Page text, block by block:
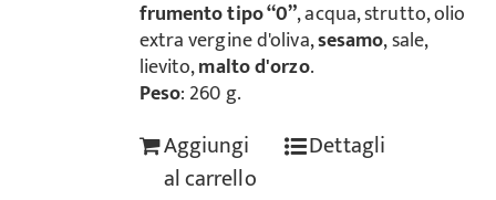
frumento tipo “0”, acqua, strutto, olio
extra vergine d'oliva,sesamo, sale,
lievito,malto d'orzo.
Peso: 260 g.
Aggiungi
al carrello
Dettagli